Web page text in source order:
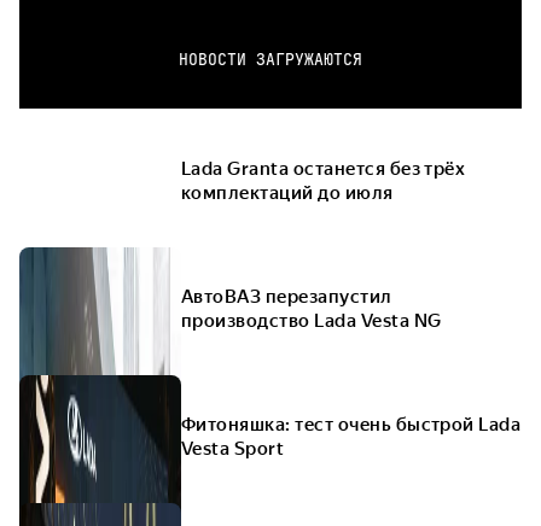
НОВОСТИ ЗАГРУЖАЮТСЯ
Lada Granta останется без трёх
комплектаций до июля
АвтоВАЗ перезапустил
производство Lada Vesta NG
Фитоняшка: тест очень быстрой Lada
Vesta Sport